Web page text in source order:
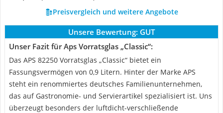
Preisvergleich und weitere Angebote
Unsere Bewertung: GUT
Unser Fazit für Aps Vorratsglas „Classic“:
Das APS 82250 Vorratsglas „Classic“ bietet ein
Fassungsvermögen von 0,9 Litern. Hinter der Marke APS
steht ein renommiertes deutsches Familienunternehmen,
das auf Gastronomie- und Servierartikel spezialisiert ist. Uns
überzeugt besonders der luftdicht-verschließende